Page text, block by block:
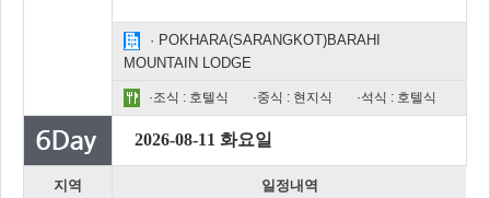
· POKHARA(SARANGKOT)BARAHI
MOUNTAIN LODGE
·조식 : 호텔식 ·중식 : 현지식 ·석식 : 호텔식
2026-08-11 화요일
지역 일정내역